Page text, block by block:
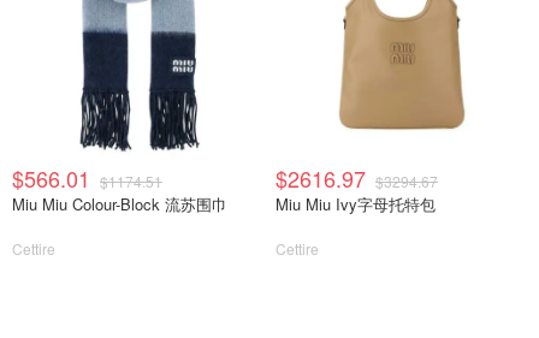
$566.01 $1174.51
Miu Miu Colour-Block 流苏围巾
Cettire
$2616.97 $3294.67
Miu Miu Ivy字母托特包
Cettire